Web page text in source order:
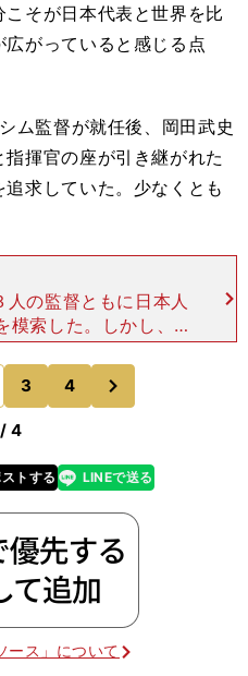
そが日本代表と世界を比
がっていると感じる点
ム監督が就任後、岡田武史
揮官の座が引き継がれた
求していた。少なくとも
の監督ともに日本人
模索した。しかし、2
カーを取り入れよう
生かすサッカーが置
て
のページへ3 4
4
トする
line LINEで送る
ース」について